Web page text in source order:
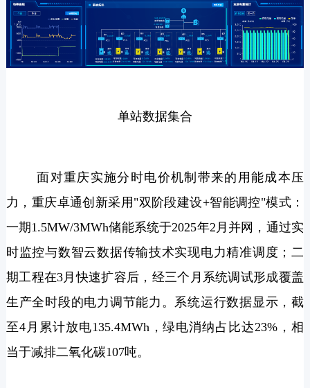
单站数据集合
面对重庆实施分时电价机制带来的用能成本压
力，重庆卓通创新采用"双阶段建设+智能调控"模式：
一期1.5MW/3MWh储能系统于2025年2月并网，通过实
时监控与数智云数据传输技术实现电力精准调度；二
期工程在3月快速扩容后，经三个月系统调试形成覆盖
生产全时段的电力调节能力。系统运行数据显示，截
至4月累计放电135.4MWh，绿电消纳占比达23%，相
当于减排二氧化碳107吨。